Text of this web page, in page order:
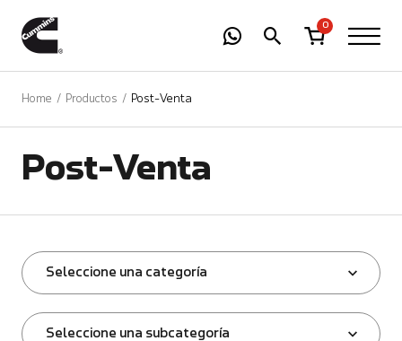
0
Home Productos Post-Venta
Post-Venta
Seleccione una categoría
Seleccione una subcategoría